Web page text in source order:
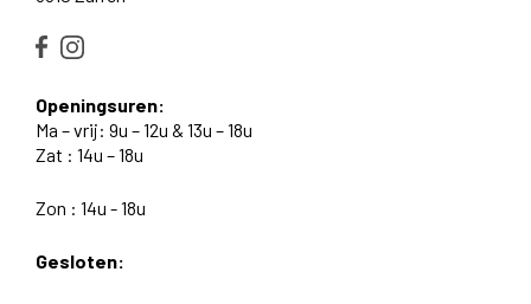
Openingsuren:
Ma – vrij: 9u – 12u & 13u – 18u
Zat : 14u – 18u
Zon : 14u - 18u
Gesloten: